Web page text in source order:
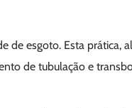
de esgoto. Esta prática,
de tubulação e